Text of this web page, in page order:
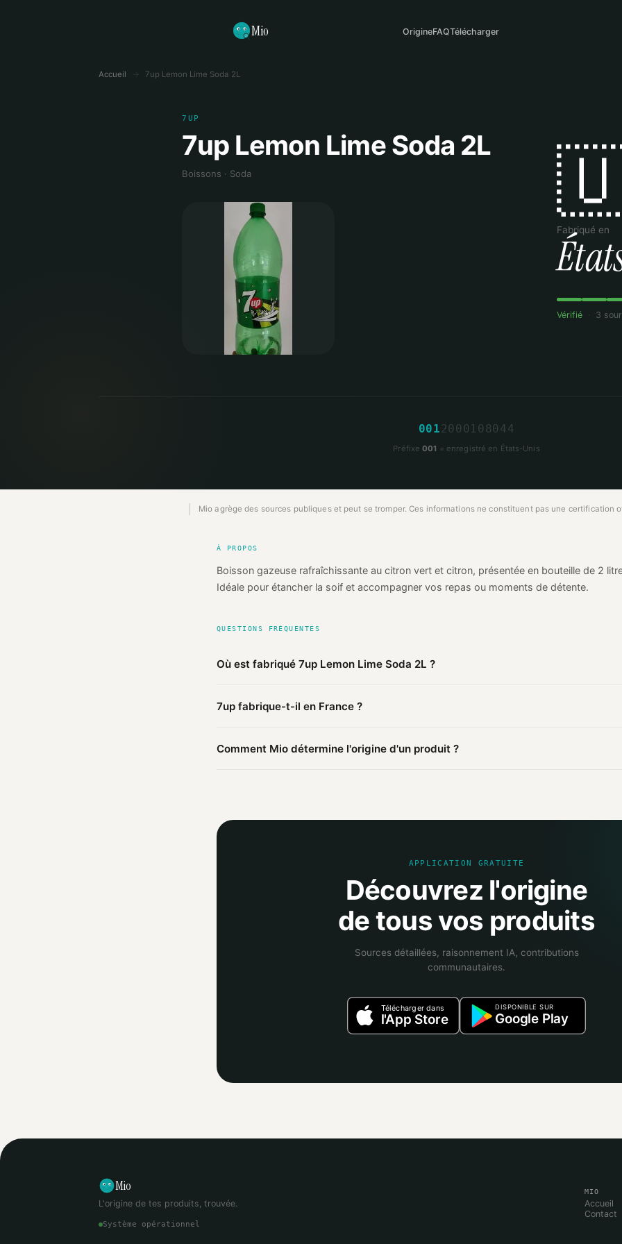
Mio OrigineFAQTélécharger
Accueil 7up Lemon Lime Soda 2L
7UP
7up Lemon Lime Soda 2L
Boissons · Soda
Fabriqué en
Vérifié 3
00120 0 0 1 0 80 44
Préfixe001 = enregistré en États-Unis
Mio agrège des sources publiques et peut se tromper. Ces informations ne constituent pas une certification
À PROPOS
Boisson gazeuse rafraîchissante au citron vert et citron, présentée en bouteille de 2
Idéale pour étancher la soif et accompagner vos repas ou moments de détente.
QUESTIONS FRÉQUENTES
Où est fabriqué 7up Lemon Lime Soda 2L ?
États-Unis(vérifié). Cette information est basée sur 3 sources publiques.
7up fabrique-t-il en France ?
ailleurs.
Comment Mio détermine l'origine d'un produit ?
APPLICATION GRATUITE
Découvrez l'origine
de tous vos produits
Sources détaillées, raisonnement IA, contributions
communautaires.
Télécharger dans
l'App Store
DISPONIBLE SUR
Google Play
Mio
L'origine de tes produits, trouvée.
Système opérationnel
MIO
Accueil
Contact